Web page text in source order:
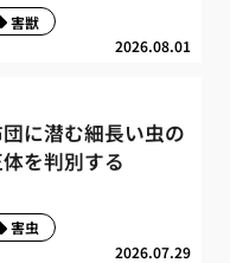
2026.08.01
害獣
に潜む細長い虫の
を判別する
2026.07.29
害虫